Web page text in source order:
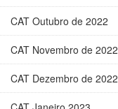
CAT Outubro de 2022
CAT Novembro de 2022
CAT Dezembro de 2022